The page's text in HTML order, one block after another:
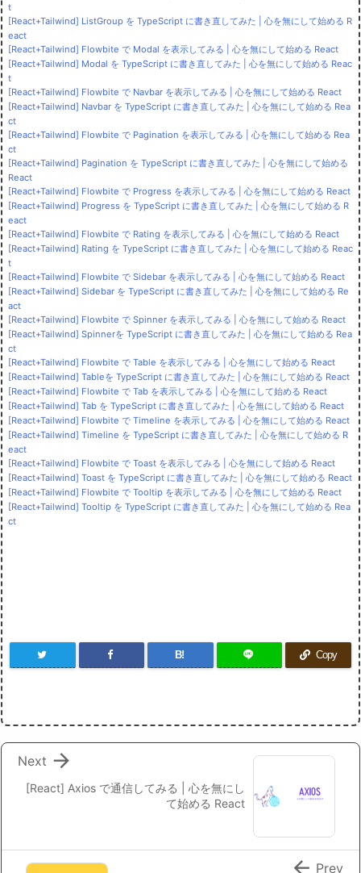
t
[React+Tailwind] ListGroup を TypeScript に書き直してみた | 心を無にして始める R
eact
[React+Tailwind] Flowbite で Modal を表示してみる | 心を無にして始める React
[React+Tailwind] Modal を TypeScript に書き直してみた | 心を無にして始める Reac
t
[React+Tailwind] Flowbite で Navbar を表示してみる | 心を無にして始める React
[React+Tailwind] Navbar を TypeScript に書き直してみた | 心を無にして始める Rea
ct
[React+Tailwind] Flowbite で Pagination を表示してみる | 心を無にして始める Rea
ct
[React+Tailwind] Pagination を TypeScript に書き直してみた | 心を無にして始める
React
[React+Tailwind] Flowbite で Progress を表示してみる | 心を無にして始める React
[React+Tailwind] Progress を TypeScript に書き直してみた | 心を無にして始める R
eact
[React+Tailwind] Flowbite で Rating を表示してみる | 心を無にして始める React
[React+Tailwind] Rating を TypeScript に書き直してみた | 心を無にして始める Reac
t
[React+Tailwind] Flowbite で Sidebar を表示してみる | 心を無にして始める React
[React+Tailwind] Sidebar を TypeScript に書き直してみた | 心を無にして始める Re
act
[React+Tailwind] Flowbite で Spinner を表示してみる | 心を無にして始める React
[React+Tailwind] Spinnerを TypeScript に書き直してみた | 心を無にして始める Rea
ct
[React+Tailwind] Flowbite で Table を表示してみる | 心を無にして始める React
[React+Tailwind] Tableを TypeScript に書き直してみた | 心を無にして始める React
[React+Tailwind] Flowbite で Tab を表示してみる | 心を無にして始める React
[React+Tailwind] Tab を TypeScript に書き直してみた | 心を無にして始める React
[React+Tailwind] Flowbite で Timeline を表示してみる | 心を無にして始める React
[React+Tailwind] Timeline を TypeScript に書き直してみた | 心を無にして始める R
eact
[React+Tailwind] Flowbite で Toast を表示してみる | 心を無にして始める React
[React+Tailwind] Toast を TypeScript に書き直してみた | 心を無にして始める React
[React+Tailwind] Flowbite で Tooltip を表示してみる | 心を無にして始める React
[React+Tailwind] Tooltip を TypeScript に書き直してみた | 心を無にして始める Rea
ct
B! Copy
[React] Axios で通信してみる | 心を無にし
て始める React

Next
 Prev